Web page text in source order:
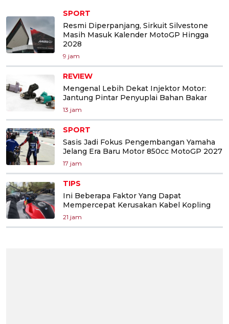
SPORT
Resmi Diperpanjang, Sirkuit Silvestone
Masih Masuk Kalender MotoGP Hingga
2028
9 jam
REVIEW
Mengenal Lebih Dekat Injektor Motor:
Jantung Pintar Penyuplai Bahan Bakar
13 jam
SPORT
Sasis Jadi Fokus Pengembangan Yamaha
Jelang Era Baru Motor 850cc MotoGP 2027
17 jam
TIPS
Ini Beberapa Faktor Yang Dapat
Mempercepat Kerusakan Kabel Kopling
21 jam